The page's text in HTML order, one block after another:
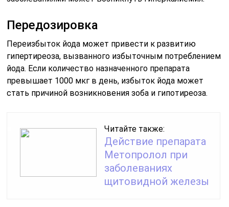
Передозировка
Переизбыток йода может привести к развитию
гипертиреоза, вызванного избыточным потреблением
йода. Если количество назначенного препарата
превышает 1000 мкг в день, избыток йода может
стать причиной возникновения зоба и гипотиреоза.
Читайте также:
Действие препарата
Метопролол при
заболеваниях
щитовидной железы